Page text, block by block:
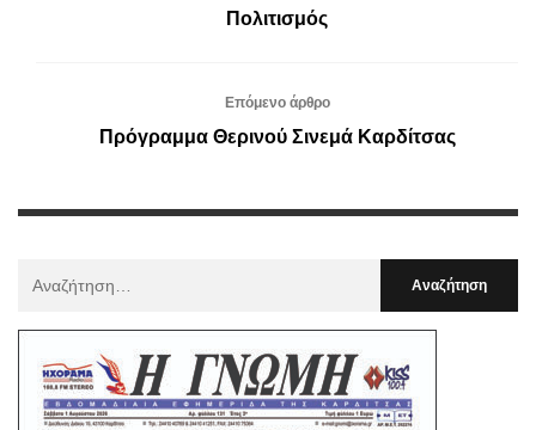
Πολιτισμός
Επόμενο άρθρο
Πρόγραμμα Θερινού Σινεμά Καρδίτσας
: